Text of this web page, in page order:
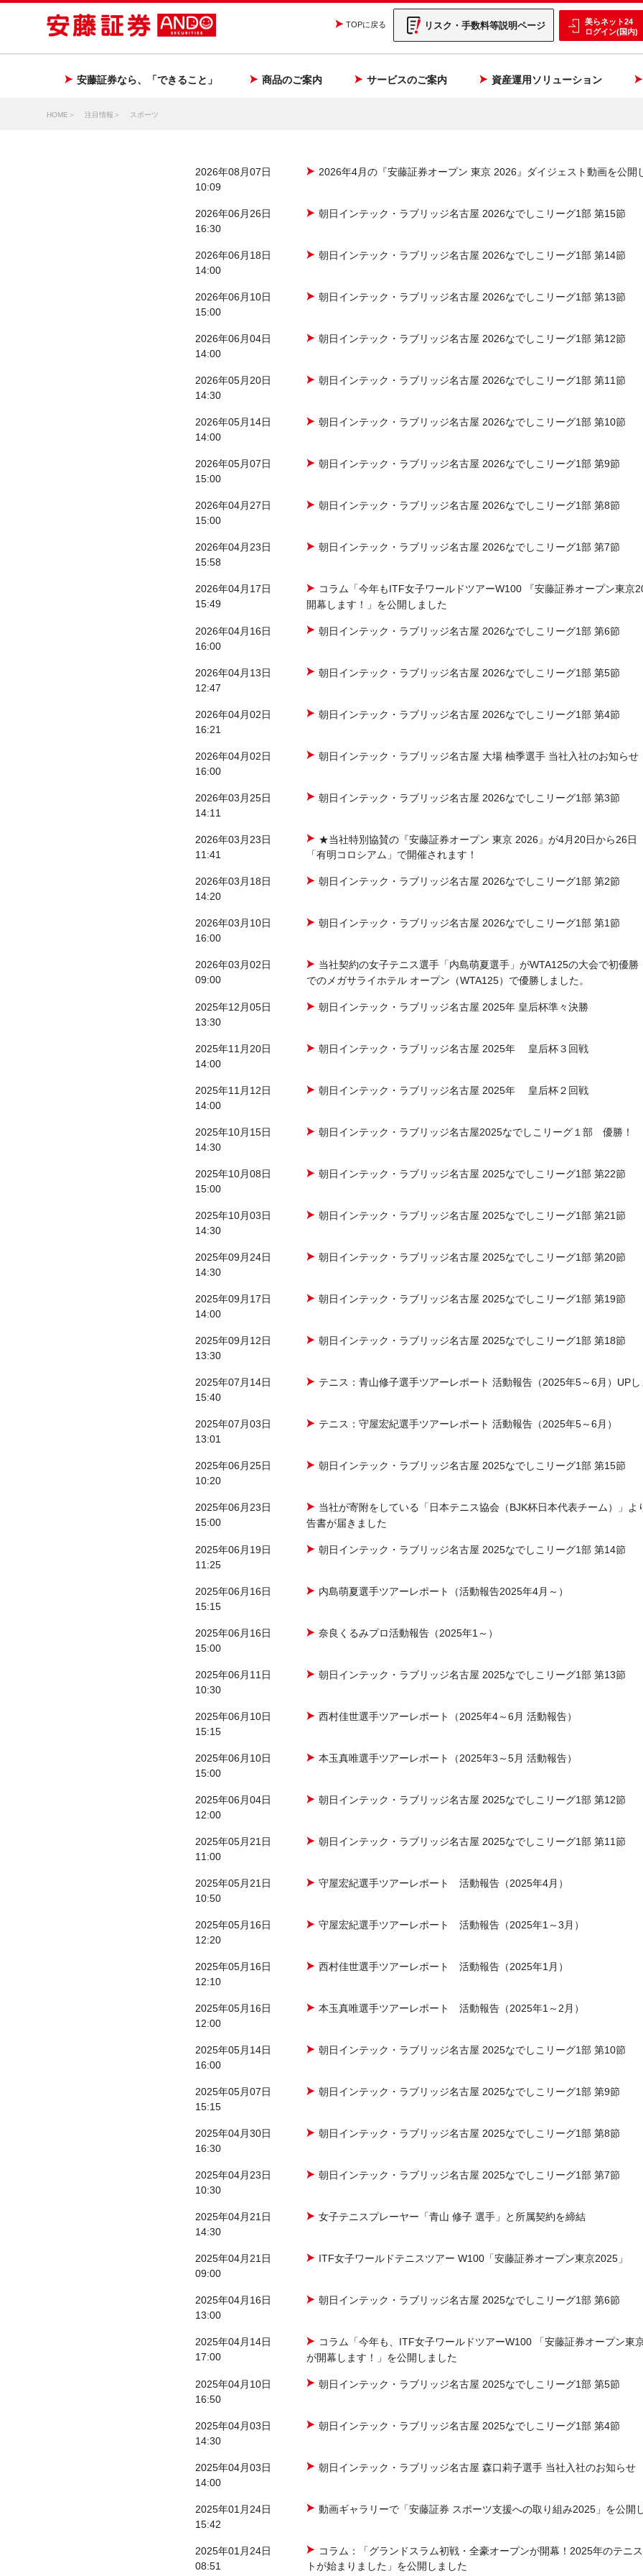
TOPに戻る リスク・手数料等説明ページ
美らネット24
ログイン(国内)
安藤証券なら、「できること」 商品のご案内 サービスのご案内 資産運用ソリューション
HOME 注目情報 スポーツ
2026年4月の『安藤証券オープン 東京 2026』ダイジェスト動画を公開
2026年08月07日
10:09
朝日インテック・ラブリッジ名古屋 2026なでしこリーグ1部 第15節
2026年06月26日
16:30
朝日インテック・ラブリッジ名古屋 2026なでしこリーグ1部 第14節
2026年06月18日
14:00
朝日インテック・ラブリッジ名古屋 2026なでしこリーグ1部 第13節
2026年06月10日
15:00
朝日インテック・ラブリッジ名古屋 2026なでしこリーグ1部 第12節
2026年06月04日
14:00
朝日インテック・ラブリッジ名古屋 2026なでしこリーグ1部 第11節
2026年05月20日
14:30
朝日インテック・ラブリッジ名古屋 2026なでしこリーグ1部 第10節
2026年05月14日
14:00
朝日インテック・ラブリッジ名古屋 2026なでしこリーグ1部 第9節
2026年05月07日
15:00
朝日インテック・ラブリッジ名古屋 2026なでしこリーグ1部 第8節
2026年04月27日
15:00
朝日インテック・ラブリッジ名古屋 2026なでしこリーグ1部 第7節
2026年04月23日
15:58
コラム「今年もITF女子ワールドツアーW100 『安藤証券オープン東京
開幕します！」を公開しました
2026年04月17日
15:49
朝日インテック・ラブリッジ名古屋 2026なでしこリーグ1部 第6節
2026年04月16日
16:00
朝日インテック・ラブリッジ名古屋 2026なでしこリーグ1部 第5節
2026年04月13日
12:47
朝日インテック・ラブリッジ名古屋 2026なでしこリーグ1部 第4節
2026年04月02日
16:21
朝日インテック・ラブリッジ名古屋 大場 柚季選手 当社入社のお知らせ
2026年04月02日
16:00
朝日インテック・ラブリッジ名古屋 2026なでしこリーグ1部 第3節
2026年03月25日
14:11
★当社特別協賛の『安藤証券オープン 東京 2026』が4月20日から26日
「有明コロシアム」で開催されます！
2026年03月23日
11:41
朝日インテック・ラブリッジ名古屋 2026なでしこリーグ1部 第2節
2026年03月18日
14:20
朝日インテック・ラブリッジ名古屋 2026なでしこリーグ1部 第1節
2026年03月10日
16:00
当社契約の女子テニス選手「内島萌夏選手」がWTA125の大会で初優勝
でのメガサライホテル オープン（WTA125）で優勝しました。
2026年03月02日
09:00
朝日インテック・ラブリッジ名古屋 2025年 皇后杯準々決勝
2025年12月05日
13:30
朝日インテック・ラブリッジ名古屋 2025年 皇后杯３回戦
2025年11月20日
14:00
朝日インテック・ラブリッジ名古屋 2025年 皇后杯２回戦
2025年11月12日
14:00
朝日インテック・ラブリッジ名古屋2025なでしこリーグ１部 優勝！
2025年10月15日
14:30
朝日インテック・ラブリッジ名古屋 2025なでしこリーグ1部 第22節
2025年10月08日
15:00
朝日インテック・ラブリッジ名古屋 2025なでしこリーグ1部 第21節
2025年10月03日
14:30
朝日インテック・ラブリッジ名古屋 2025なでしこリーグ1部 第20節
2025年09月24日
14:30
朝日インテック・ラブリッジ名古屋 2025なでしこリーグ1部 第19節
2025年09月17日
14:00
朝日インテック・ラブリッジ名古屋 2025なでしこリーグ1部 第18節
2025年09月12日
13:30
テニス：青山修子選手ツアーレポート 活動報告（2025年5～6月）UPし
2025年07月14日
15:40
テニス：守屋宏紀選手ツアーレポート 活動報告（2025年5～6月）
2025年07月03日
13:01
朝日インテック・ラブリッジ名古屋 2025なでしこリーグ1部 第15節
2025年06月25日
10:20
当社が寄附をしている「日本テニス協会（BJK杯日本代表チーム）」よ
告書が届きました
2025年06月23日
15:00
朝日インテック・ラブリッジ名古屋 2025なでしこリーグ1部 第14節
2025年06月19日
11:25
内島萌夏選手ツアーレポート（活動報告2025年4月～）
2025年06月16日
15:15
奈良くるみプロ活動報告（2025年1～）
2025年06月16日
15:00
朝日インテック・ラブリッジ名古屋 2025なでしこリーグ1部 第13節
2025年06月11日
10:30
西村佳世選手ツアーレポート（2025年4～6月 活動報告）
2025年06月10日
15:15
本玉真唯選手ツアーレポート（2025年3～5月 活動報告）
2025年06月10日
15:00
朝日インテック・ラブリッジ名古屋 2025なでしこリーグ1部 第12節
2025年06月04日
12:00
朝日インテック・ラブリッジ名古屋 2025なでしこリーグ1部 第11節
2025年05月21日
11:00
守屋宏紀選手ツアーレポート 活動報告（2025年4月）
2025年05月21日
10:50
守屋宏紀選手ツアーレポート 活動報告（2025年1～3月）
2025年05月16日
12:20
西村佳世選手ツアーレポート 活動報告（2025年1月）
2025年05月16日
12:10
本玉真唯選手ツアーレポート 活動報告（2025年1～2月）
2025年05月16日
12:00
朝日インテック・ラブリッジ名古屋 2025なでしこリーグ1部 第10節
2025年05月14日
16:00
朝日インテック・ラブリッジ名古屋 2025なでしこリーグ1部 第9節
2025年05月07日
15:15
朝日インテック・ラブリッジ名古屋 2025なでしこリーグ1部 第8節
2025年04月30日
16:30
朝日インテック・ラブリッジ名古屋 2025なでしこリーグ1部 第7節
2025年04月23日
10:30
女子テニスプレーヤー「青山 修子 選手」と所属契約を締結
2025年04月21日
14:30
ITF女子ワールドテニスツアー W100「安藤証券オープン東京2025」
2025年04月21日
09:00
朝日インテック・ラブリッジ名古屋 2025なでしこリーグ1部 第6節
2025年04月16日
13:00
コラム「今年も、ITF女子ワールドツアーW100 「安藤証券オープン東京
が開幕します！」を公開しました
2025年04月14日
17:00
朝日インテック・ラブリッジ名古屋 2025なでしこリーグ1部 第5節
2025年04月10日
16:50
朝日インテック・ラブリッジ名古屋 2025なでしこリーグ1部 第4節
2025年04月03日
14:30
朝日インテック・ラブリッジ名古屋 森口莉子選手 当社入社のお知らせ
2025年04月03日
14:00
動画ギャラリーで「安藤証券 スポーツ支援への取り組み2025」を公開
2025年01月24日
15:42
コラム：「グランドスラム初戦・全豪オープンが開幕！2025年のテニ
トが始まりました」を公開しました
2025年01月24日
08:51